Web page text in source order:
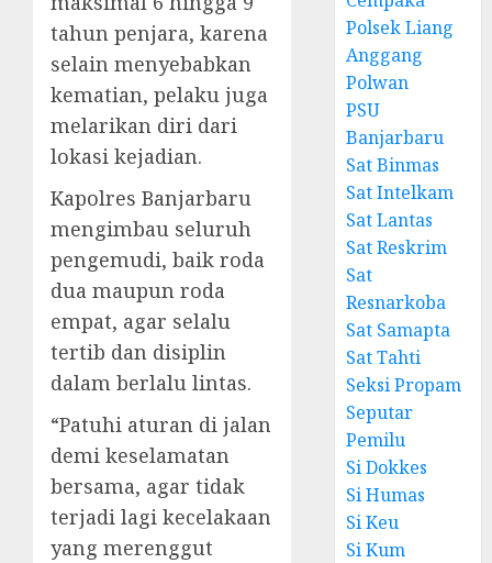
tahun penjara, karena
selain menyebabkan
kematian, pelaku juga
melarikan diri dari
lokasi kejadian.
Kapolres Banjarbaru
mengimbau seluruh
pengemudi, baik roda
dua maupun roda
empat, agar selalu
tertib dan disiplin
dalam berlalu lintas.
“Patuhi aturan di jalan
demi keselamatan
bersama, agar tidak
terjadi lagi kecelakaan
yang merenggut
Polsek Liang
Anggang
Polwan
PSU
Banjarbaru
Sat Binmas
Sat Intelkam
Sat Lantas
Sat Reskrim
Sat
Resnarkoba
Sat Samapta
Sat Tahti
Seksi Propam
Seputar
Pemilu
Si Dokkes
Si Humas
Si Keu
Si Kum